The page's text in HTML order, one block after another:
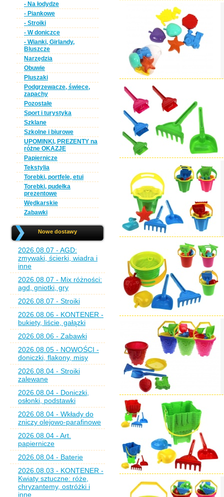
- Na łodydze
- Piankowe
- Stroiki
- W doniczce
- Wianki, Girlandy,
Bluszcze
Narzędzia
Obuwie
Pluszaki
Podgrzewacze, świece,
zapachy
Pozostałe
Sport i turystyka
Szklane
Szkolne i biurowe
UPOMINKI, PREZENTY na
różne OKAZJE
Papiernicze
Tekstylia
Torebki, portfele, etui
Torebki, pudełka
prezentowe
Wędkarskie
Zabawki
Nowe dostawy
2026.08.07 - AGD:
zmywaki, ścierki, wiadra i
inne
2026.08.07 - Mix różności:
agd, gniotki, gry
2026.08.07 - Stroiki
2026.08.06 - KONTENER -
bukiety, liście, gałązki
2026.08.06 - Zabawki
2026.08.05 - NOWOŚCI -
doniczki, flakony, misy
2026.08.04 - Stroiki
zalewane
2026.08.04 - Doniczki,
osłonki, podstawki
2026.08.04 - Wkłady do
zniczy olejowo-parafinowe
2026.08.04 - Art.
papiernicze
2026.08.04 - Baterie
2026.08.03 - KONTENER -
Kwiaty sztuczne: róże,
chryzantemy, ostróżki i
inne